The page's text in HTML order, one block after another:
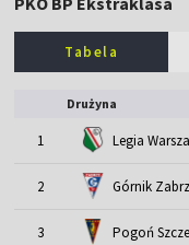
Tabela
Drużyna
1 Legia
2 Górnik
3 Pogoń